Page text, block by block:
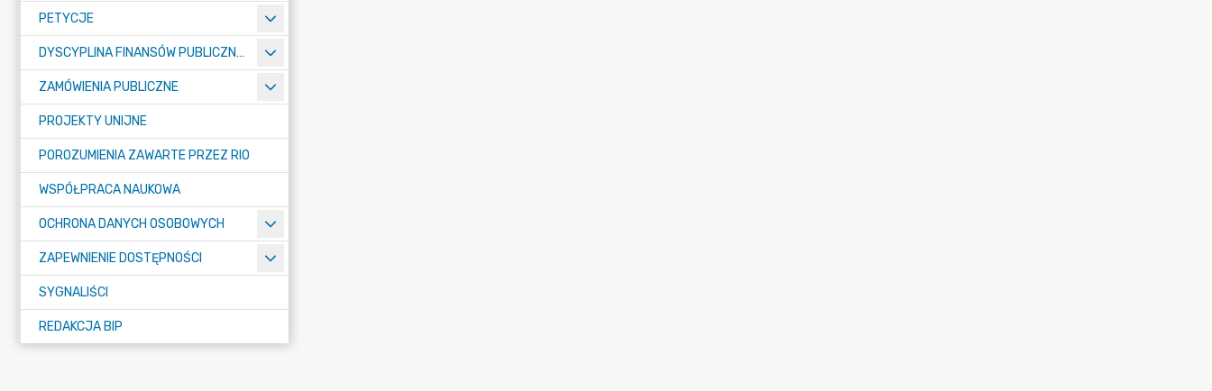
PETYCJE
DYSCYPLINA FINANSÓW PUBLICZNYCH
ZAMÓWIENIA PUBLICZNE
PROJEKTY UNIJNE
POROZUMIENIA ZAWARTE PRZEZ RIO
WSPÓŁPRACA NAUKOWA
OCHRONA DANYCH OSOBOWYCH
ZAPEWNIENIE DOSTĘPNOŚCI
SYGNALIŚCI
REDAKCJA BIP